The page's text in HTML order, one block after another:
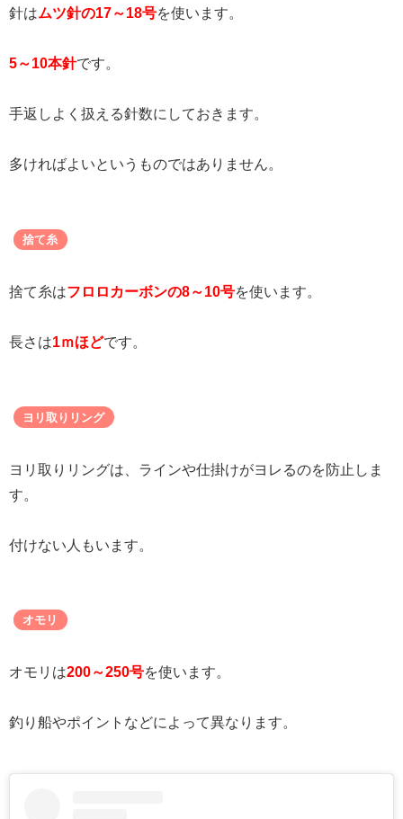
針はムツ針の17～18号を使います。
5～10本針です。
手返しよく扱える針数にしておきます。
多ければよいというものではありません。
捨て糸
捨て糸はフロロカーボンの8～10号を使います。
長さは1ｍほどです。
ヨリ取りリング
ヨリ取りリングは、ラインや仕掛けがヨレるのを防止しま
す。
付けない人もいます。
オモリ
オモリは200～250号を使います。
釣り船やポイントなどによって異なります。